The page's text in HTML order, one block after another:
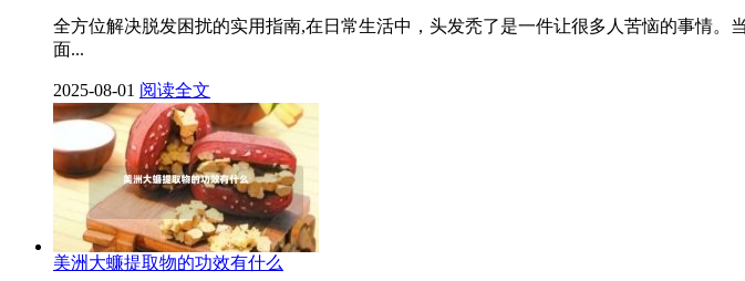
全方位解决脱发困扰的实用指南,在日常生活中，头发秃了是一件让很多人苦恼的事情
面...
2025-08-01 阅读全文
美洲大蠊提取物的功效有什么